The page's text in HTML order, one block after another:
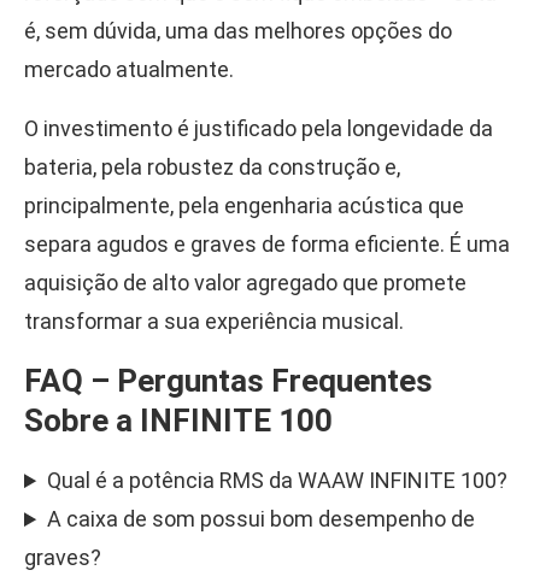
é, sem dúvida, uma das melhores opções do
mercado atualmente.
O investimento é justificado pela longevidade da
bateria, pela robustez da construção e,
principalmente, pela engenharia acústica que
separa agudos e graves de forma eficiente. É uma
aquisição de alto valor agregado que promete
transformar a sua experiência musical.
FAQ – Perguntas Frequentes
Sobre a INFINITE 100
Qual é a potência RMS da WAAW INFINITE 100?
A caixa de som possui bom desempenho de
graves?